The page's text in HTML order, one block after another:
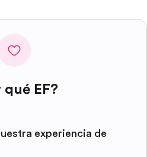
qué EF?
experiencia de